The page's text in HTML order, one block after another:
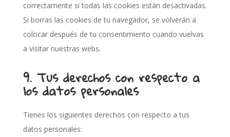
correctamente si todas las cookies están desactivadas.
Si borras las cookies de tu navegador, se volverán a
colocar después de tu consentimiento cuando vuelvas
a visitar nuestras webs.
9. Tus derechos con respecto a
los datos personales
Tienes los siguientes derechos con respecto a tus
datos personales: